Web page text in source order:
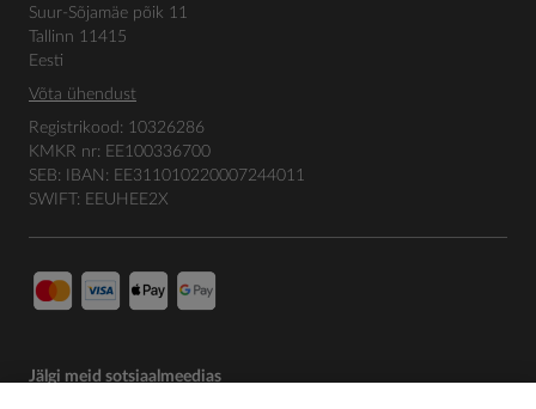
Suur-Sõjamäe põik 11
Tallinn 11415
Eesti
Võta ühendust
Registrikood: 10326286
KMKR nr: EE100336700
SEB: IBAN: EE311010220007244011
SWIFT: EEUHEE2X
Jälgi meid sotsiaalmeedias